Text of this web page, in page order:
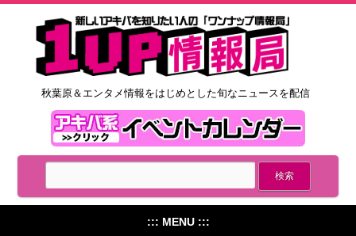
秋葉原＆エンタメ情報をはじめとした旬なニュースを配信
::: MENU :::